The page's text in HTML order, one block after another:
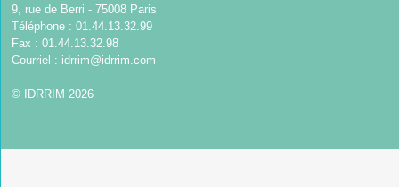
9, rue de Berri - 75008 Paris
Téléphone : 01.44.13.32.99
Fax : 01.44.13.32.98
Courriel : idrrim@idrrim.com
© IDRRIM 2026